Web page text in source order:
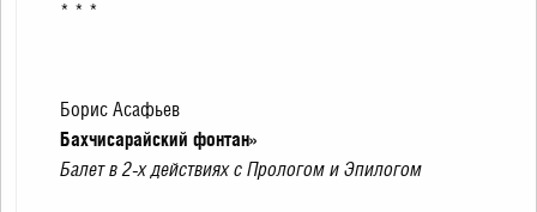
* * *
Борис Асафьев
Бахчисарайский фонтан»
Балет в 2-х действиях с Прологом и Эпилогом